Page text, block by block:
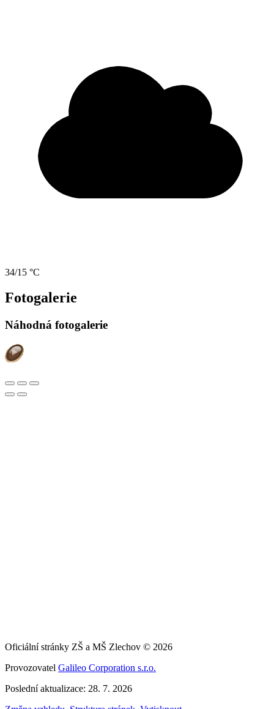
34/15 °C
Fotogalerie
Náhodná fotogalerie
Oficiální stránky ZŠ a MŠ Zlechov © 2026
Provozovatel Galileo Corporation s.r.o.
Poslední aktualizace: 28. 7. 2026